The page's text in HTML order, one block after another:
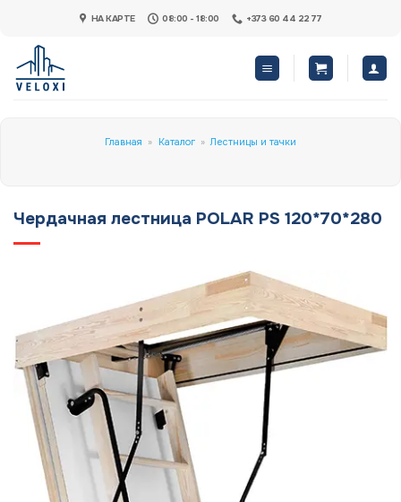
content
НА КАРТЕ 08:00 - 18:00 +373 60 44 22 77
Главная » Каталог » Лестницы и тачки
Чердачная лестница POLAR PS 120*70*280